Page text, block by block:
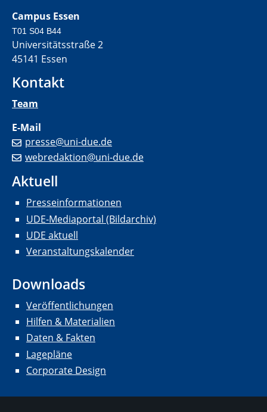
Campus Essen
T01 S04 B44
Universitätsstraße 2
45141 Essen
Kontakt
Team
E-Mail
presse@uni-due.de
webredaktion@uni-due.de
Aktuell
Presseinformationen
UDE-Mediaportal (Bildarchiv)
UDE aktuell
Veranstaltungskalender
Downloads
Veröffentlichungen
Hilfen & Materialien
Daten & Fakten
Lagepläne
Corporate Design